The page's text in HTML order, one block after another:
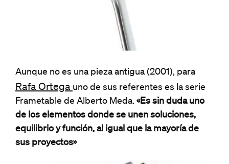
Aunque no es una pieza antigua (2001), para
Rafa Ortega uno de sus referentes es la serie
Frametable de Alberto Meda. «Es sin duda uno
de los elementos donde se unen soluciones,
equilibrio y función, al igual que la mayoría de
sus proyectos»